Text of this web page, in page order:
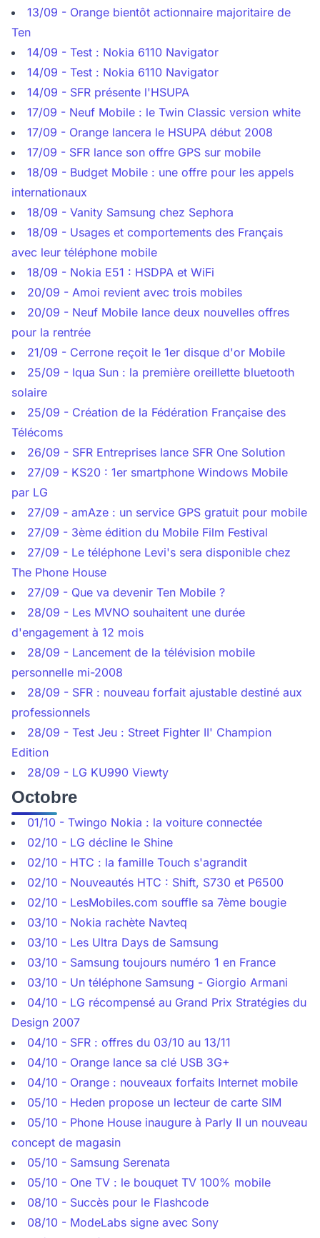
13/09 - Orange bientôt actionnaire majoritaire de
Ten
14/09 - Test : Nokia 6110 Navigator
14/09 - Test : Nokia 6110 Navigator
14/09 - SFR présente l'HSUPA
17/09 - Neuf Mobile : le Twin Classic version white
17/09 - Orange lancera le HSUPA début 2008
17/09 - SFR lance son offre GPS sur mobile
18/09 - Budget Mobile : une offre pour les appels
internationaux
18/09 - Vanity Samsung chez Sephora
18/09 - Usages et comportements des Français
avec leur téléphone mobile
18/09 - Nokia E51 : HSDPA et WiFi
20/09 - Amoi revient avec trois mobiles
20/09 - Neuf Mobile lance deux nouvelles offres
pour la rentrée
21/09 - Cerrone reçoit le 1er disque d'or Mobile
25/09 - Iqua Sun : la première oreillette bluetooth
solaire
25/09 - Création de la Fédération Française des
Télécoms
26/09 - SFR Entreprises lance SFR One Solution
27/09 - KS20 : 1er smartphone Windows Mobile
par LG
27/09 - amAze : un service GPS gratuit pour mobile
27/09 - 3ème édition du Mobile Film Festival
27/09 - Le téléphone Levi's sera disponible chez
The Phone House
27/09 - Que va devenir Ten Mobile ?
28/09 - Les MVNO souhaitent une durée
d'engagement à 12 mois
28/09 - Lancement de la télévision mobile
personnelle mi-2008
28/09 - SFR : nouveau forfait ajustable destiné aux
professionnels
28/09 - Test Jeu : Street Fighter II' Champion
Edition
28/09 - LG KU990 Viewty
Octobre
01/10 - Twingo Nokia : la voiture connectée
02/10 - LG décline le Shine
02/10 - HTC : la famille Touch s'agrandit
02/10 - Nouveautés HTC : Shift, S730 et P6500
02/10 - LesMobiles.com souffle sa 7ème bougie
03/10 - Nokia rachète Navteq
03/10 - Les Ultra Days de Samsung
03/10 - Samsung toujours numéro 1 en France
03/10 - Un téléphone Samsung - Giorgio Armani
04/10 - LG récompensé au Grand Prix Stratégies du
Design 2007
04/10 - SFR : offres du 03/10 au 13/11
04/10 - Orange lance sa clé USB 3G+
04/10 - Orange : nouveaux forfaits Internet mobile
05/10 - Heden propose un lecteur de carte SIM
05/10 - Phone House inaugure à Parly II un nouveau
concept de magasin
05/10 - Samsung Serenata
05/10 - One TV : le bouquet TV 100% mobile
08/10 - Succès pour le Flashcode
08/10 - ModeLabs signe avec Sony